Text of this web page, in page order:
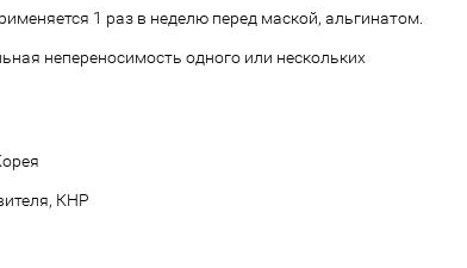
1 раз в неделю перед маской, альгинатом.
непереносимость одного или нескольких
КНР